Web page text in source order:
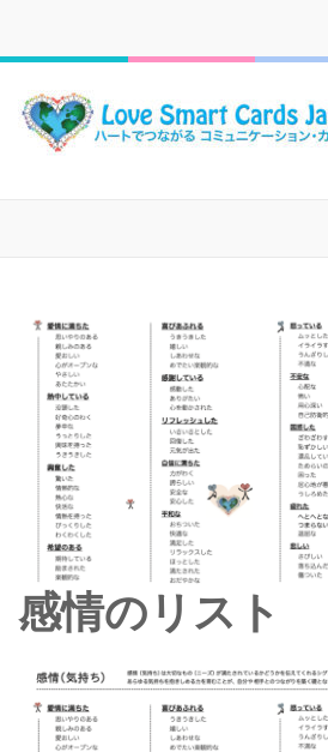
感情のリスト